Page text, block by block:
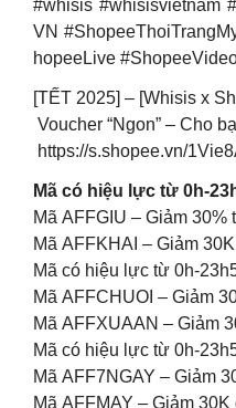
#whisis #whisisvietnam
VN
hopeeLive
[TẾT 2025] – [Whisis x
Voucher “Ngon” – Cho
https://s.shopee.vn/
Mã có hiệu lực từ 0h-
Mã AFFGIU – Giảm
Mã AFFKHAI – Giảm
Mã có hiệu lực từ 0h-
Mã AFFCHUOI – Giảm
Mã AFFXUAAN – Giảm
Mã có hiệu lực từ 0h-
Mã AFF7NGAY – Giảm
Mã AFFMAY – Giảm